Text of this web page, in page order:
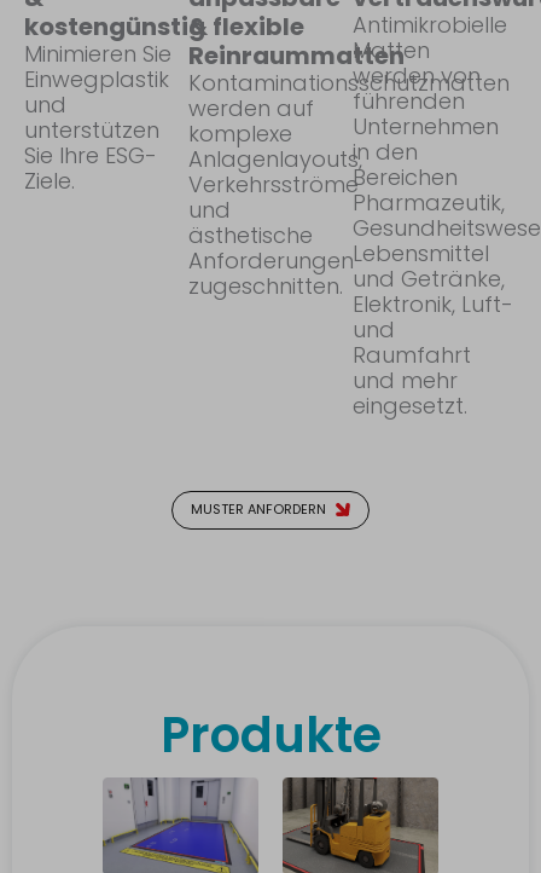
kostengünstig
Minimieren Sie
Einwegplastik
und
unterstützen
Sie Ihre ESG-
Ziele.
& flexible
Reinraummatten
Kontaminationsschutzmatten
werden auf
komplexe
Anlagenlayouts,
Verkehrsströme
und
ästhetische
Anforderungen
zugeschnitten.
Antimikrobielle
Matten
werden von
führenden
Unternehmen
in den
Bereichen
Pharmazeutik,
Lebensmittel
und Getränke,
Elektronik, Luft-
und
Raumfahrt
und mehr
eingesetzt.
MUSTER ANFORDERN
Produkte